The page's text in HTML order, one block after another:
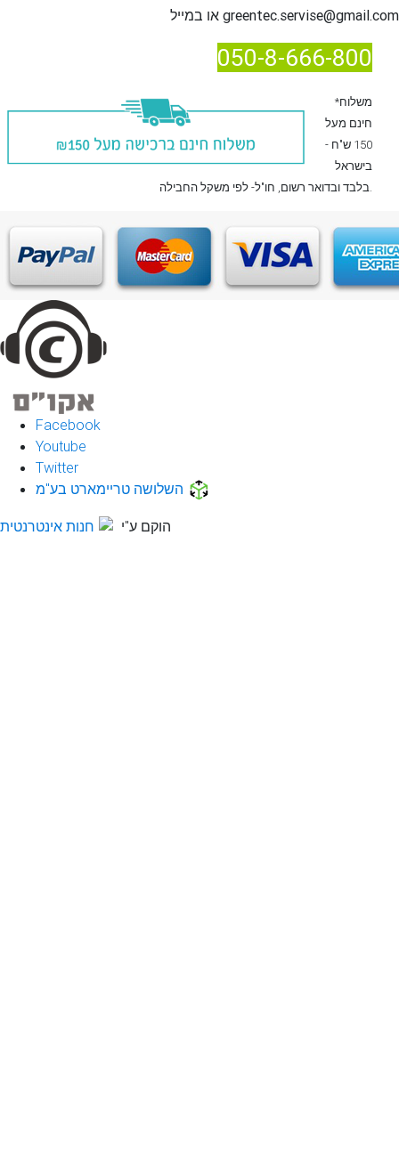
greentec.servise@gmail.com
050-8-666-800
*משלוח
חינם מעל
150 ש"ח -
בישראל
בלבדובדואר רשום , חו"ל- לפי משקל החבילה.
Facebook
Youtube
Twitter
השלושה טריימארט בע"מ
הוקם ע"י חנות אינטרנטית